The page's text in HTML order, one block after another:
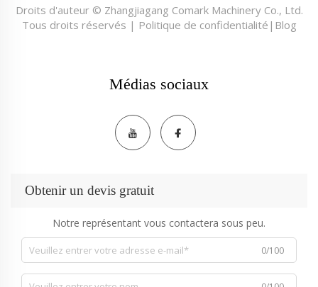
Droits d'auteur © Zhangjiagang Comark Machinery Co., Ltd.
Tous droits réservés | Politique de confidentialité | Blog
Médias sociaux
Obtenir un devis gratuit
Notre représentant vous contactera sous peu.
0/100